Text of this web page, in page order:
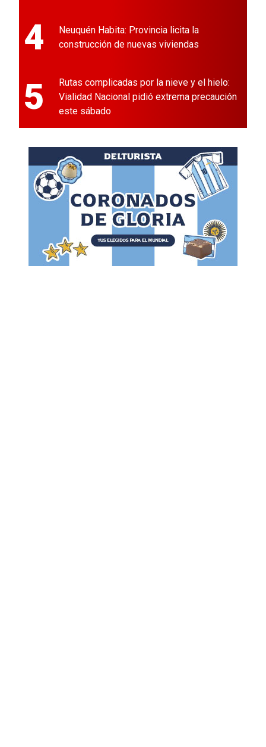
4
Neuquén Habita: Provincia licita la
construcción de nuevas viviendas
5
Rutas complicadas por la nieve y el hielo:
Vialidad Nacional pidió extrema precaución
este sábado